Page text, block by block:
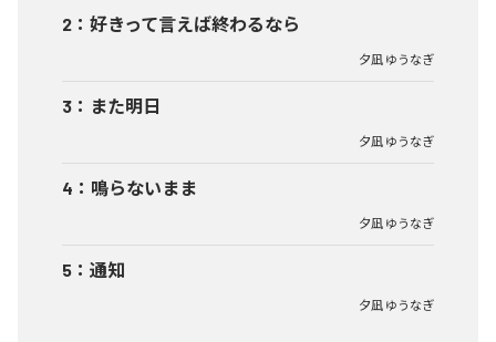
2 ： 好きって言えば終わるなら
夕凪 ゆうなぎ
3 ： また明日
夕凪 ゆうなぎ
4 ： 鳴らないまま
夕凪 ゆうなぎ
5 ： 通知
夕凪 ゆうなぎ